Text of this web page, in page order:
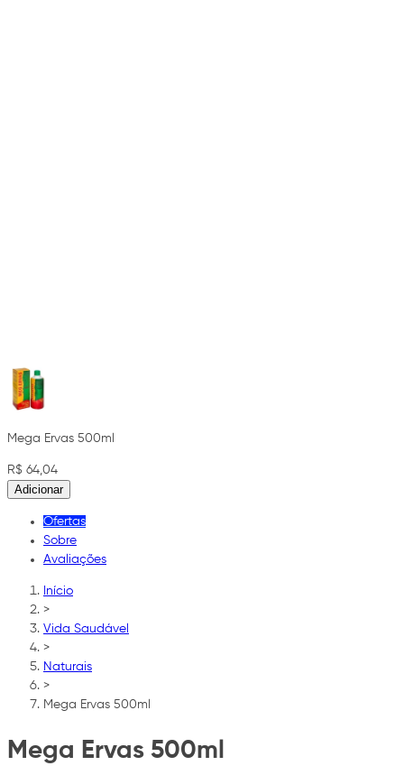
Mega Ervas 500ml
R$ 64,04
Adicionar
Ofertas
Sobre
Avaliações
Início
>
Vida Saudável
>
Naturais
>
Mega Ervas 500ml
Mega Ervas 500ml